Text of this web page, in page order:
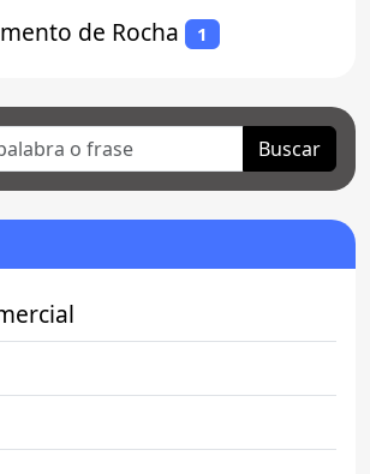
de Rocha 1
Buscar